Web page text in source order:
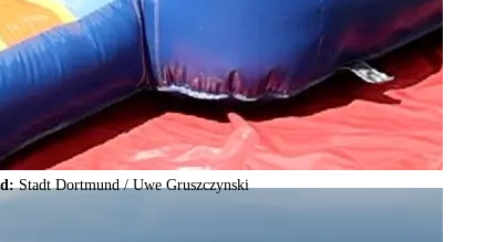
Stadt Dortmund /Uwe Gruszczynski